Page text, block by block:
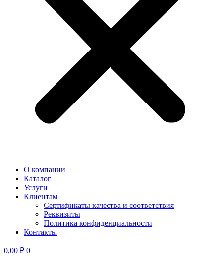
О компании
Каталог
Услуги
Клиентам
Сертификаты качества и соответствия
Реквизиты
Политика конфиден­циальности
Контакты
0,00 ₽ 0